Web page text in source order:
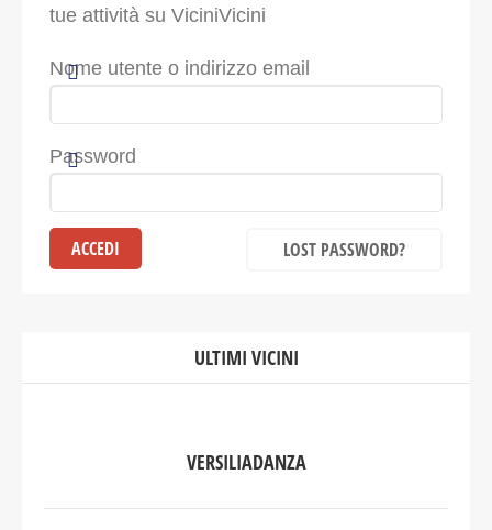
tue attività su ViciniVicini
Nome utente o indirizzo email
Password
LOST PASSWORD?
ULTIMI VICINI
VERSILIADANZA